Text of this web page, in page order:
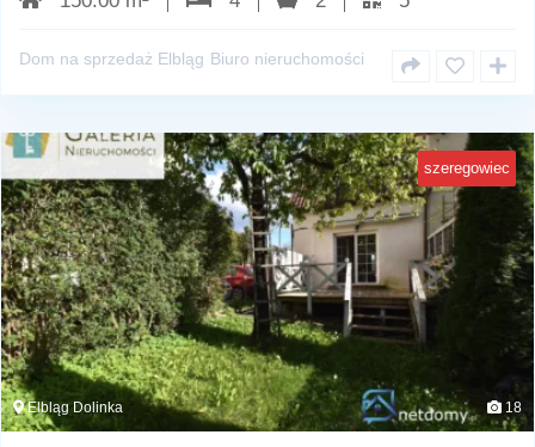
Dom na sprzedaż Elbląg Biuro nieruchomości
szeregowiec
Elbląg Dolinka 18